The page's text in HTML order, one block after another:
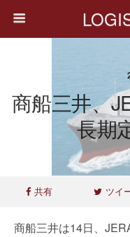
商船三井、
長期
共有 ツイ
商船三井は14日、